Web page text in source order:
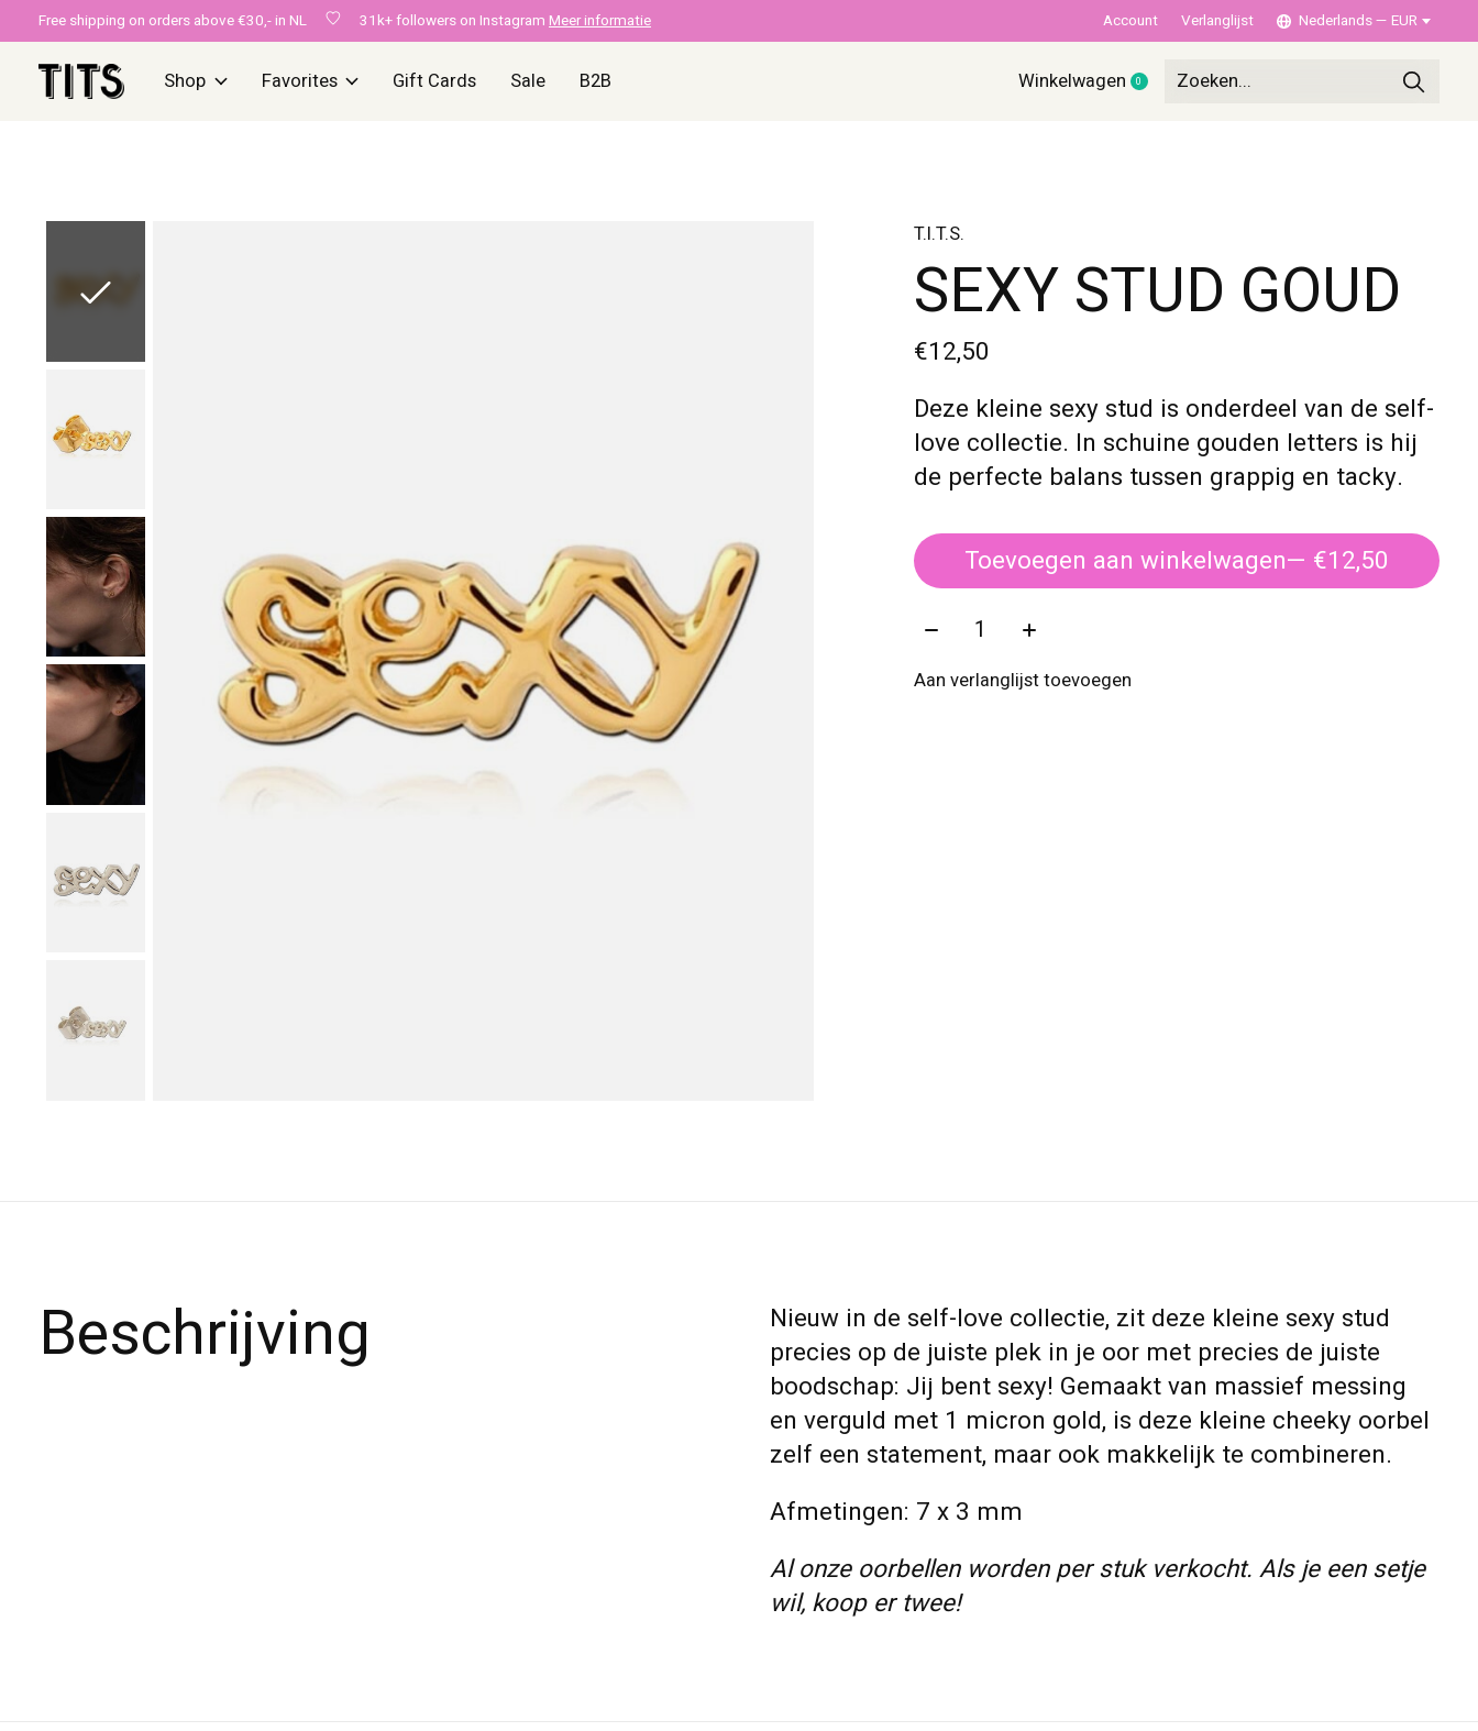
Free shipping on orders above €30,- in NL 31k+ followers on Instagram Meer informatie Account Verlanglijst Nederlands — EUR
Shop Favorites Gift Cards Sale B2B Winkelwagen 0items
T.I.T.S.
SEXY STUD GOUD
€12,50
Deze kleine sexy stud is onderdeel van de self-
love collectie. In schuine gouden letters is hij
de perfecte balans tussen grappig en tacky.
Toevoegen aan winkelwagen
— €12,50
Aantal:
Aan verlanglijst toevoegen
Beschrijving
Nieuw in de self-love collectie, zit deze kleine sexy stud
precies op de juiste plek in je oor met precies de juiste
boodschap: Jij bent sexy! Gemaakt van massief messing
en verguld met 1 micron gold, is deze kleine cheeky oorbel
zelf een statement, maar ook makkelijk te combineren.
Afmetingen: 7 x 3 mm
Al onze oorbellen worden per stuk verkocht. Als je een setje
wil, koop er twee!